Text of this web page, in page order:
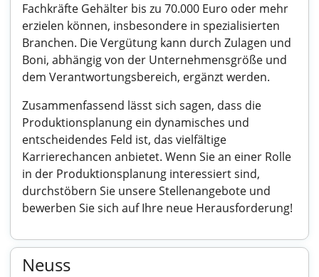
Fachkräfte Gehälter bis zu 70.000 Euro oder mehr
erzielen können, insbesondere in spezialisierten
Branchen. Die Vergütung kann durch Zulagen und
Boni, abhängig von der Unternehmensgröße und
dem Verantwortungsbereich, ergänzt werden.
Zusammenfassend lässt sich sagen, dass die
Produktionsplanung ein dynamisches und
entscheidendes Feld ist, das vielfältige
Karrierechancen anbietet. Wenn Sie an einer Rolle
in der Produktionsplanung interessiert sind,
durchstöbern Sie unsere Stellenangebote und
bewerben Sie sich auf Ihre neue Herausforderung!
Neuss